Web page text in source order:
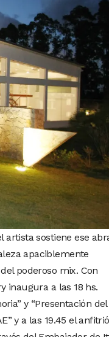
sostiene ese
apaciblemente
poderoso mix. Con
inaugura a las 18 hs.
y “Presentación del
y a las 19.45 el